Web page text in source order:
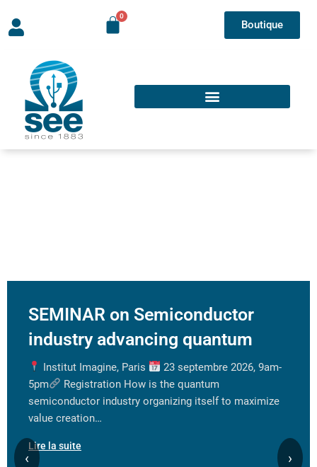
Boutique
SEMINAR on Semiconductor
industry advancing quantum
Institut Imagine, Paris
23 septembre 2026, 9am-
5pm
Registration How is the quantum
semiconductor industry organizing itself to maximize
value creation…
Lire la suite
‹ ›